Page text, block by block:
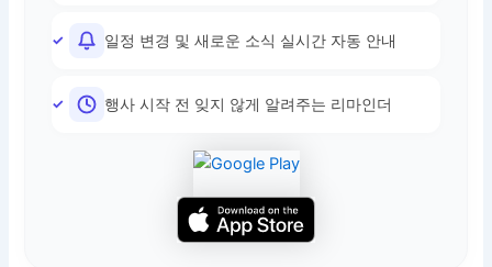
일정 변경 및 새로운 소식 실시간 자동 안내
행사 시작 전 잊지 않게 알려주는 리마인더